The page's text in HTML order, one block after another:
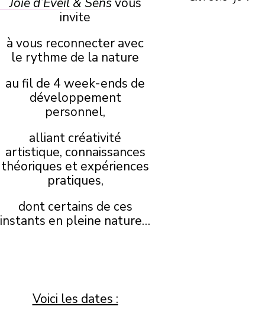
invite
à vous reconnecter avec
le rythme de la nature
au fil de 4 week-ends de
développement
personnel,
alliant créativité
artistique, connaissances
théoriques et expériences
pratiques,
dont certains de ces
instants en pleine nature…
Voici les dates :